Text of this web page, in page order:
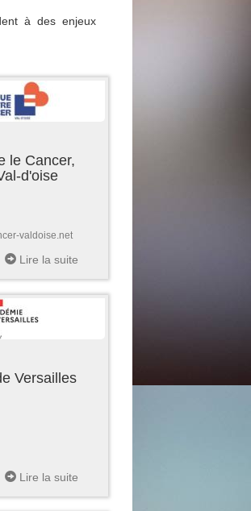
à des enjeux
le Cancer,
d'oise
valdoise.net
Lire la suite
Versailles
Lire la suite